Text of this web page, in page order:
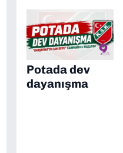
Potada dev
dayanışma